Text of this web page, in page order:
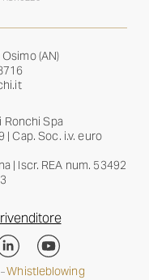
(AN)
Ronchi Spa
| Cap. Soc. i.v. euro
| Iscr. REA num. 53492
–Whistleblowing